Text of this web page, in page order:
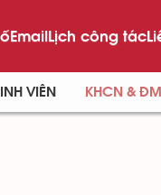
EmailLịch công tác
VIÊN KHCN &